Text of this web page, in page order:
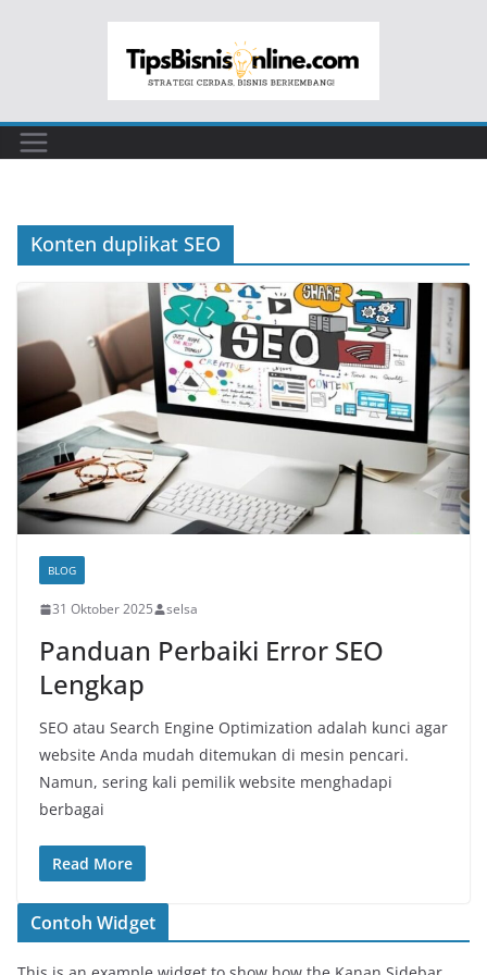
Konten duplikat SEO
BLOG
31 Oktober 2025 selsa
Panduan Perbaiki Error SEO
Lengkap
SEO atau Search Engine Optimization adalah kunci agar
website Anda mudah ditemukan di mesin pencari.
Namun, sering kali pemilik website menghadapi
berbagai
Read More
Contoh Widget